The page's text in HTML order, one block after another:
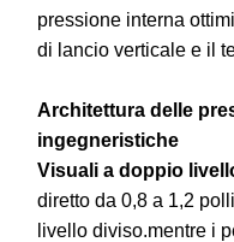
pressione interna
di lancio verticale e il
Architettura delle
ingegneristiche
Visuali a doppio
diretto da 0,8 a 1,2
livello diviso.mentre i